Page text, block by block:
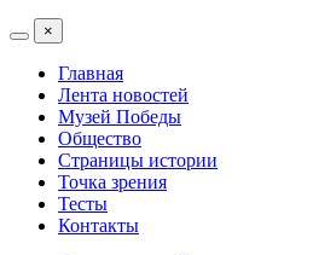
×
Главная
Лента новостей
Музей Победы
Общество
Страницы истории
Точка зрения
Тесты
Контакты